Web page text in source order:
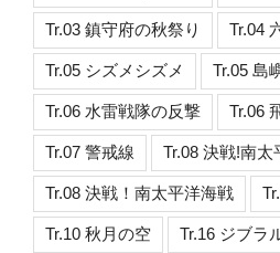
Tr.03 鎮守府の秋祭り Tr.04
Tr.05 シズメシズメ Tr.05 島
Tr.06 水雷戦隊の反撃 Tr.06
Tr.07 警戒線 Tr.08 決戦!南太
Tr.08 決戦！南太平洋海戦
Tr.10 秋月の空 Tr.16 ジブラ